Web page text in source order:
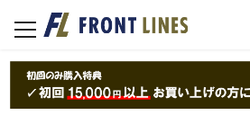
toggle
navigation